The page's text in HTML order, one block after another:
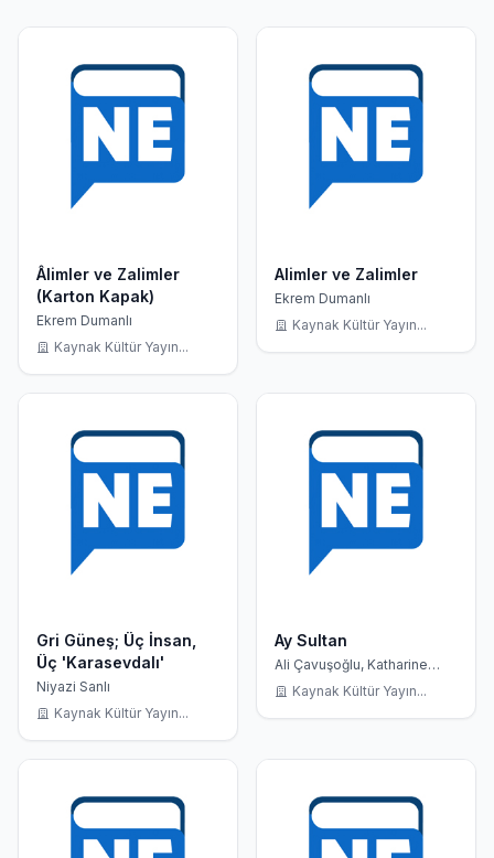
Âlimler ve Zalimler
(Karton Kapak)
Ekrem Dumanlı
Kaynak Kültür Yayın...
Alimler ve Zalimler
Ekrem Dumanlı
Kaynak Kültür Yayın...
Gri Güneş; Üç İnsan,
Üç 'Karasevdalı'
Niyazi Sanlı
Kaynak Kültür Yayın...
Ay Sultan
Ali Çavuşoğlu, Katharine
Branning
Kaynak Kültür Yayın...